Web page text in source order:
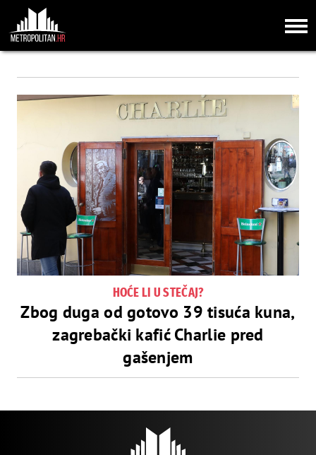
HOĆE LI U STEČAJ?
Zbog duga od gotovo 39 tisuća kuna,
zagrebački kafić Charlie pred
gašenjem